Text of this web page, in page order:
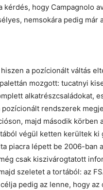
hogy Campagnolo
nemsokára pedig már
a pozícionált váltás
mozgott: tucatnyi
alkatrészcsaládokat,
rendszerek
majd második körben
végül ketten kerültek ki
piacra lépett be 2006-ban
csak kiszivárogtatott
szeletet a tortából: az
pedig az lenne, hogy